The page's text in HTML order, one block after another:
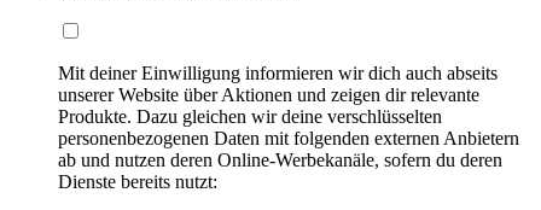
Mit deiner Einwilligung informieren wir dich auch abseits
unserer Website über Aktionen und zeigen dir relevante
Produkte. Dazu gleichen wir deine verschlüsselten
personenbezogenen Daten mit folgenden externen Anbietern
ab und nutzen deren Online-Werbekanäle, sofern du deren
Dienste bereits nutzt: